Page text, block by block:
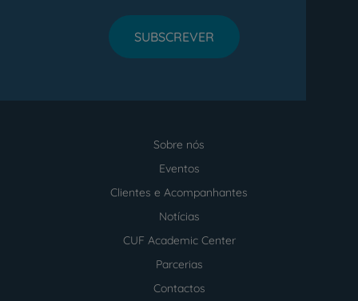
SUBSCREVER
Sobre nós
Eventos
Clientes e Acompanhantes
Notícias
CUF Academic Center
Parcerias
Contactos